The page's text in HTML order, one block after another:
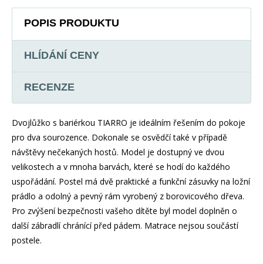
POPIS PRODUKTU
HLÍDÁNÍ CENY
RECENZE
Dvojlůžko s bariérkou TIARRO je ideálním řešením do pokoje
pro dva sourozence. Dokonale se osvědčí také v případě
návštěvy nečekaných hostů. Model je dostupný ve dvou
velikostech a v mnoha barvách, které se hodí do každého
uspořádání. Postel má dvě praktické a funkční zásuvky na ložní
prádlo a odolný a pevný rám vyrobený z borovicového dřeva.
Pro zvýšení bezpečnosti vašeho dítěte byl model doplněn o
další zábradlí chránící před pádem. Matrace nejsou součástí
postele.